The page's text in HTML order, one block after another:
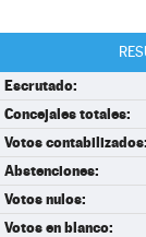
Escrutado:
Concejales totales:
Votos contabilizados:
Abstenciones:
Votos nulos:
Votos en blanco: